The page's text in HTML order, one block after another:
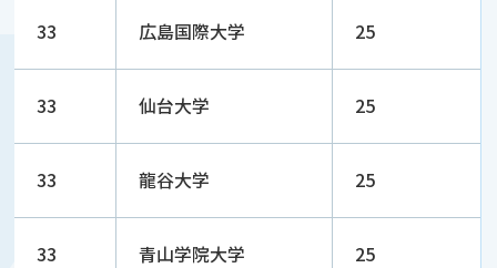
33 広島国際大学 25
33 仙台大学 25
33 龍谷大学 25
33 青山学院大学 25